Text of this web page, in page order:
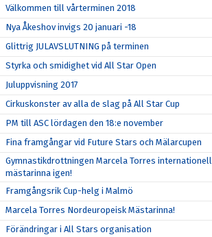
Välkommen till vårterminen 2018
Nya Åkeshov invigs 20 januari -18
Glittrig JULAVSLUTNING på terminen
Styrka och smidighet vid All Star Open
Juluppvisning 2017
Cirkuskonster av alla de slag på All Star Cup
PM till ASC lördagen den 18:e november
Fina framgångar vid Future Stars och Mälarcupen
Gymnastikdrottningen Marcela Torres internationell
mästarinna igen!
Framgångsrik Cup-helg i Malmö
Marcela Torres Nordeuropeisk Mästarinna!
Förändringar i All Stars organisation